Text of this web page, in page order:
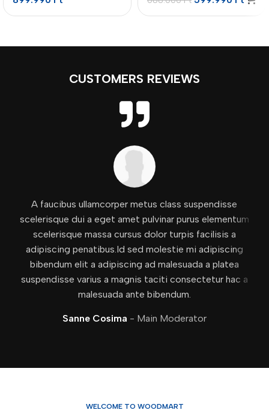
CUSTOMERS REVIEWS
A faucibus ullamcorper metus class suspendisse
scelerisque dui a eget amet pulvinar purus elementum
scelerisque massa cursus dolor turpis facilisis a
adipiscing penatibus.Id sed molestie mi adipiscing
bibendum elit a adipiscing ad malesuada a platea
suspendisse varius a magnis taciti consectetur hac a
malesuada ante bibendum.
Sanne Cosima Main Moderator
WELCOME TO WOODMART